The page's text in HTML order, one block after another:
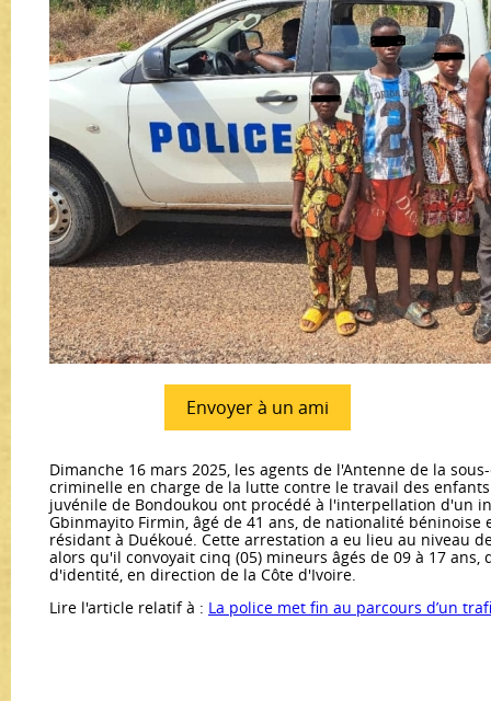
Envoyer à un ami
Dimanche 16 mars 2025, les agents de l'Antenne de la
criminelle en charge de la lutte contre le travail des
juvénile de Bondoukou ont procédé à l'interpellation d'un
Gbinmayito Firmin, âgé de 41 ans, de nationalité
résidant à Duékoué. Cette arrestation a eu lieu au niveau
alors qu'il convoyait cinq (05) mineurs âgés de 09 à 17
d'identité, en direction de la Côte d'Ivoire.
Lire l'article relatif à : La police met fin au parcours d’un